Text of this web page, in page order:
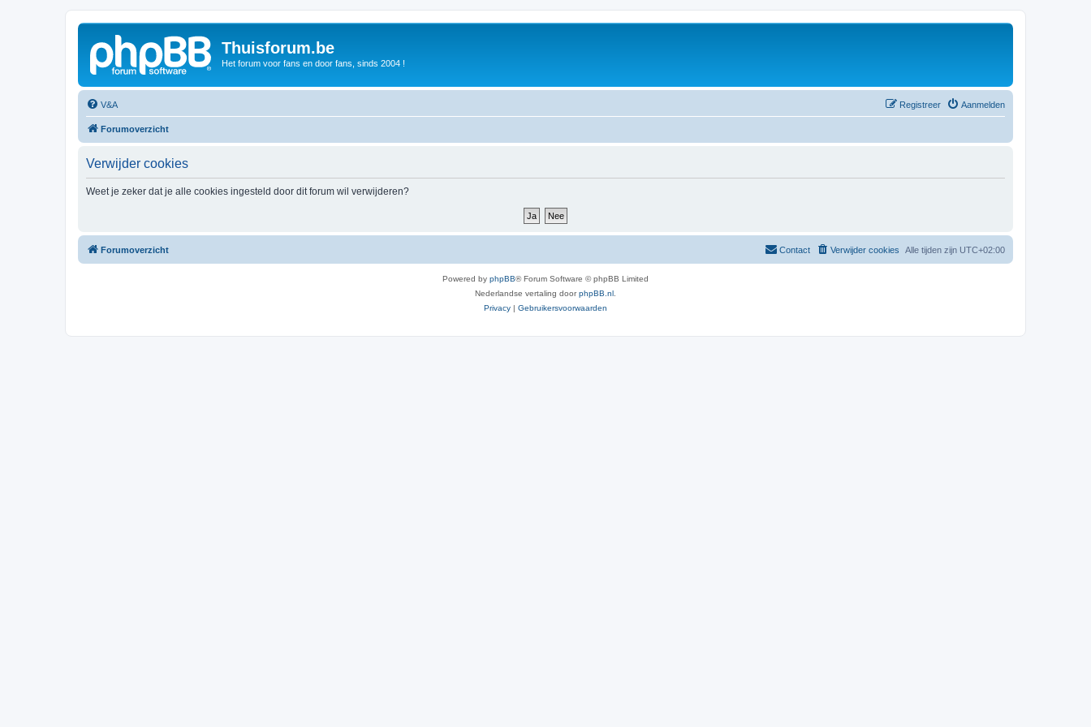
Thuisforum.be
Het forum voor fans en door fans, sinds 2004 !
V&A Aanmelden
Registreer
Forumoverzicht
Verwijder cookies
Weet je zeker dat je alle cookies ingesteld door dit forum wil verwijderen?
Forumoverzicht Alle tijden zijn UTC+02:00
Verwijder cookies
Contact
Powered by phpBB® Forum Software © phpBB Limited
Nederlandse vertaling doorphpBB.nl
Privacy | Gebruikersvoorwaarden